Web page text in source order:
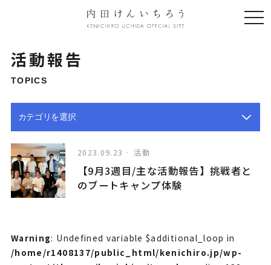
活動報告
TOPICS
2023.09.23 活動
【9月3週目/主な活動報告】挑戦者と
のブートキャンプ体験
Warning: Undefined variable $additional_loop in
/home/r1408137/public_html/kenichiro.jp/wp-